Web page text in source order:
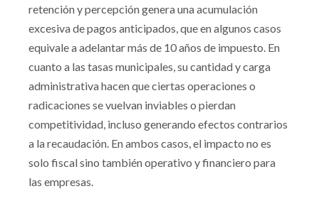
retención y percepción genera una acumulación
excesiva de pagos anticipados, que en algunos casos
equivale a adelantar más de 10 años de impuesto. En
cuanto a las tasas municipales, su cantidad y carga
administrativa hacen que ciertas operaciones o
radicaciones se vuelvan inviables o pierdan
competitividad, incluso generando efectos contrarios
a la recaudación. En ambos casos, el impacto no es
solo fiscal sino también operativo y financiero para
las empresas.